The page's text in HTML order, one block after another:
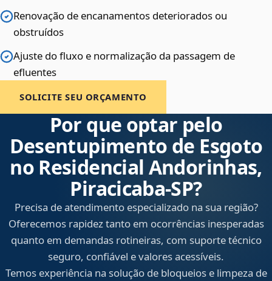
Renovação de encanamentos deteriorados ou
obstruídos
Ajuste do fluxo e normalização da passagem de
efluentes
SOLICITE SEU ORÇAMENTO
Por que optar pelo
Desentupimento de Esgoto
no Residencial Andorinhas,
Piracicaba‑SP?
Precisa de atendimento especializado na sua região?
Oferecemos rapidez tanto em ocorrências inesperadas
quanto em demandas rotineiras, com suporte técnico
seguro, confiável e valores acessíveis.
Temos experiência na solução de bloqueios e limpeza de